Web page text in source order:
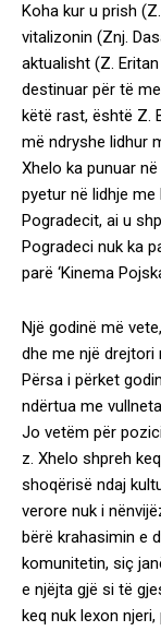
Koha kur u prish
vitalizonin (Znj.
aktualisht (Z.
destinuar për të
këtë rast, është Z.
më ndryshe lidhur
Xhelo ka punuar
pyetur në lidhje
Pogradecit, ai u
Pogradeci nuk ka
parë ‘Kinema
Një godinë më
dhe me një drejtori
Përsa i përket
ndërtua me
Jo vetëm për
z. Xhelo shpreh
shoqërisë ndaj
verore nuk i
bërë krahasimin e
komunitetin, siç
e njëjta gjë si të
keq nuk lexon